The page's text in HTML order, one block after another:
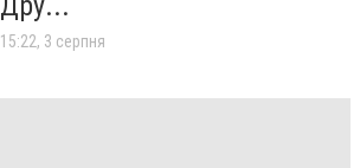
15:22, 3 серпня